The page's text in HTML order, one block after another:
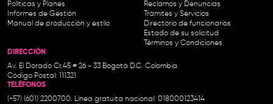
Políticas y Planes
Informes de Gestión
Manual de producción y estilo
Reclamos y Denuncias
Trámites y Servicios
Directorio de funcionarios
Estado de su solicitud
Términos y Condiciones
DIRECCIÓN
Av. El Dorado Cr.45 # 26 - 33 Bogotá D.C. Colombia.
Código Postal: 111321
TELÉFONOS
(+57) (601) 2200700. Línea gratuita nacional: 018000123414